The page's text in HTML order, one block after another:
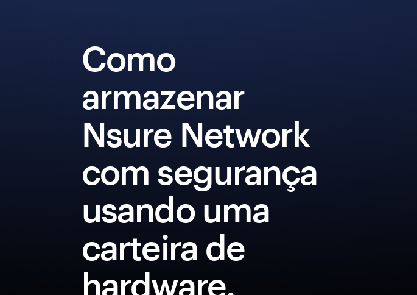
Como
armazenar
Nsure Network
com segurança
usando uma
carteira de
hardware.